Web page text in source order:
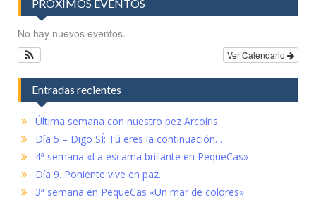
PRÓXIMOS EVENTOS
No hay nuevos eventos.
Ver Calendario
Entradas recientes
Última semana con nuestro pez Arcoíris.
Día 5 – Digo SÍ: Tú eres la continuación…
4ª semana «La escama brillante en PequeCas»
Día 9. Poniente vive en paz.
3ª semana en PequeCas «Un mar de colores»